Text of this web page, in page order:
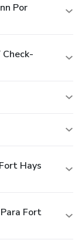
Por
Check-
Hays
Fort